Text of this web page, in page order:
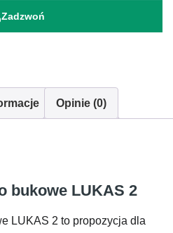
Zadzwoń
Opinie (0)
bukowe LUKAS 2
LUKAS 2 to propozycja dla